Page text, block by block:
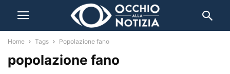
Home Tags Popolazione fano
popolazione fano